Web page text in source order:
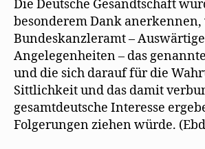
Die Deutsche Gesandtschaft
besonderem Dank anerkennen,
Bundeskanzleramt – Auswärtige
Angelegenheiten – das
und die sich darauf für die
Sittlichkeit und das damit
gesamtdeutsche Interesse
Folgerungen ziehen würde.